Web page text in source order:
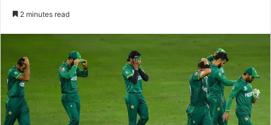
2 minutes read